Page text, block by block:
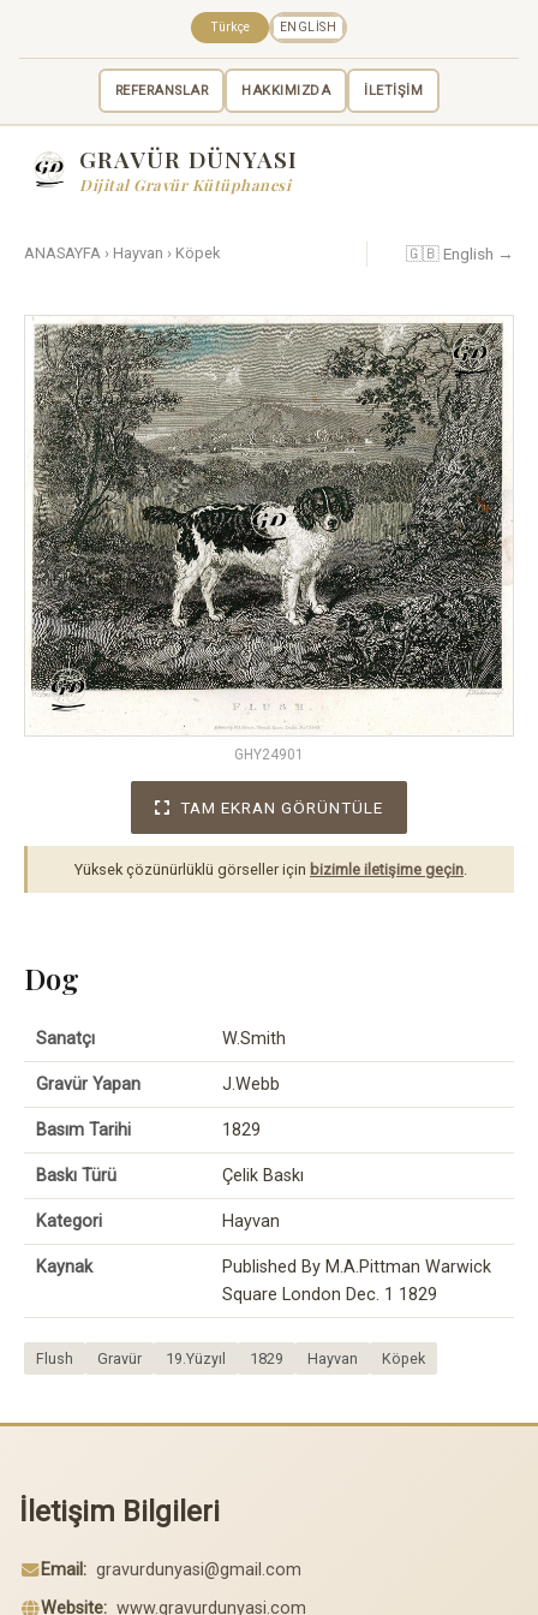
REFERANSLAR HAKKIMIZDA İLETİŞİM
Türkçe ENGLISH
GRAVÜR DÜNYASI
Dijital Gravür Kütüphanesi
ANASAYFA › Hayvan › Köpek 🇬🇧 English →
GHY24901
TAM EKRAN GÖRÜNTÜLE
Yüksek çözünürlüklü görseller için bizimle iletişime geçin
Dog
Sanatçı W.Smith
Gravür Yapan J.Webb
Basım Tarihi 1829
Baskı Türü Çelik Baskı
Kategori Hayvan
Kaynak
Published By M.A.Pittman Warwick
Square London Dec. 1 1829
Flush Gravür 19.Yüzyıl 1829 Hayvan Köpek
İletişim Bilgileri
Email: gravurdunyasi@gmail.com
Website: www.gravurdunyasi.com